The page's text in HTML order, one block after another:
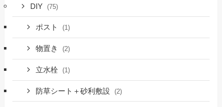
DIY (75)
ポスト (1)
物置き (2)
立水栓 (1)
防草シート＋砂利敷設 (2)